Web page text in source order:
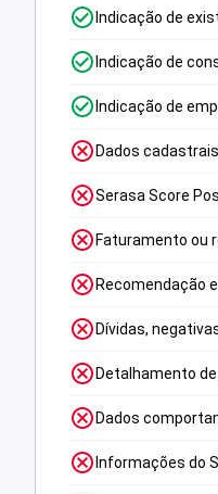
Indicação de
Indicação de
Indicação de
Dados
Serasa Score
Faturamento ou
Recomendação
Dívidas,
Detalhamento
Dados
Informações do